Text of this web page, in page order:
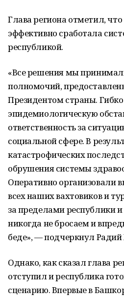
Глава региона отметил,
эффективно сработала
республикой.
«Все решения мы
полномочий,
Президентом страны.
эпидемиологическую
ответственность за
социальной сфере. В
катастрофических
обрушения системы
Оперативно организовали
всех наших вахтовиков и
за пределами республики
никогда не бросаем и
беде», — подчеркнул Радий
Однако, как сказал глава
отступил и республика
сценарию. Впервые в